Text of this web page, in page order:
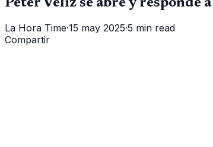
Peter Véliz se abre y responde
La Hora Time·15 may 2025·5 min read
Compartir